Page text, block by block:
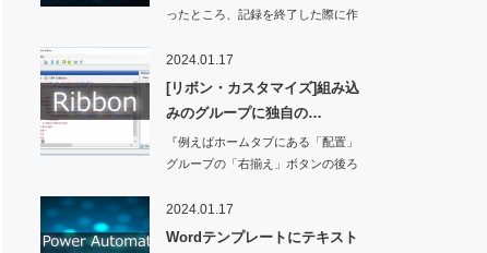
ったところ、記録を終了した際に作
2024.01.17
[リボン・カスタマイズ]組み込
みのグループに独自の…
『例えばホームタブにある「配置」
グループの「右揃え」ボタンの後ろ
2024.01.17
Wordテンプレートにテキスト